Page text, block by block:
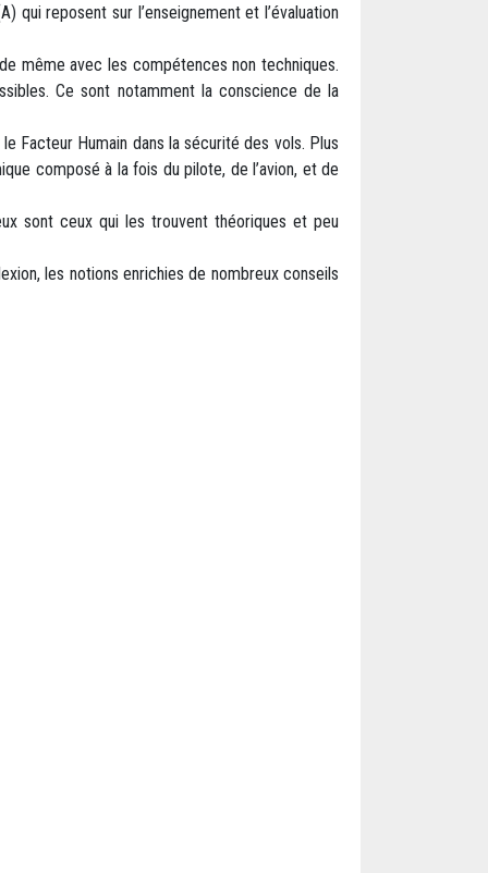
qui reposent sur l’enseignement et l’évaluation
même avec les compétences non techniques.
Ce sont notamment la conscience de la
Facteur Humain dans la sécurité des vols. Plus
composé à la fois du pilote, de l’avion, et de
sont ceux qui les trouvent théoriques et peu
les notions enrichies de nombreux conseils